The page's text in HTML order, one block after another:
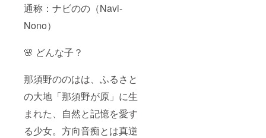
通称：ナビのの（Navi-
Nono）
🌸 どんな子？
那須野ののはは、ふるさと
の大地「那須野が原」に生
まれた、自然と記憶を愛す
る少女。方向音痴とは真逆